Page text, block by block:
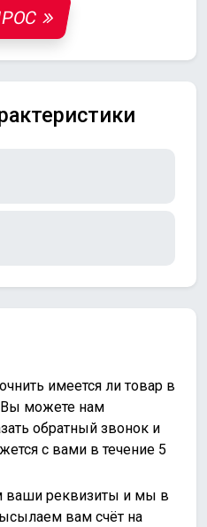
имеется ли товар в
Вы можете нам
обратный звонок и
с вами в течение 5
ваши реквизиты и мы в
вам счёт на